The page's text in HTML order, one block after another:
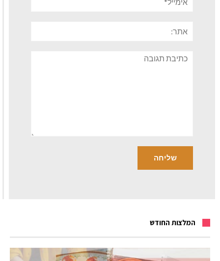
תגובה
המלצות החודש